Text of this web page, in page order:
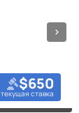
$650
текущая ставка